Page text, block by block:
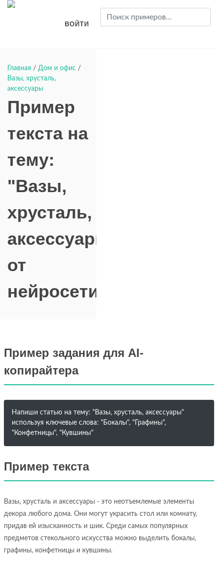
ВОЙТИ
Главная / Дом и офис /
Вазы, хрусталь,
аксессуары
Пример
текста на
тему:
"Вазы,
хрусталь,
аксессуары"
от
нейросети
Пример задания для AI-
копирайтера
Напиши статью на тему: "Вазы, хрусталь, аксессуары"
используя ключевые слова: "Бокалы", "Графины",
"Конфетницы", "Кувшины"
Пример текста
Вазы, хрусталь и аксессуары - это неотъемлемые элементы
декора любого дома. Они могут украсить стол или комнату,
придав ей изысканность и шик. Среди самых популярных
предметов стекольного искусства можно выделить бокалы,
графины, конфетницы и кувшины.